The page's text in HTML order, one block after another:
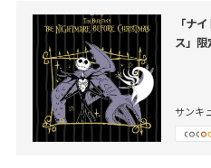
「ナ
ス」限
サンキ